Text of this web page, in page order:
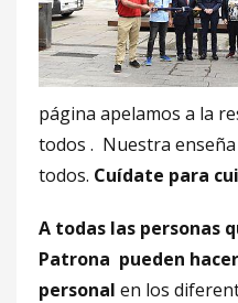
página apelamos a la
todos . Nuestra
todos. Cuídate para
A todas las personas
Patrona pueden
personal en los